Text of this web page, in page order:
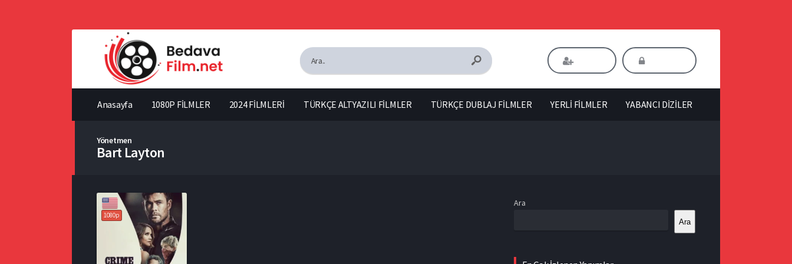
Anasayfa 1080P FİLMLER 2024 FİLMLERİ TÜRKÇE ALTYAZILI FİLMLER TÜRKÇE DUBLAJ FİLMLER YERLİ FİLMLER YABANCI DİZİLER
Yönetmen
Bart Layton
1080p
Ara
Ara